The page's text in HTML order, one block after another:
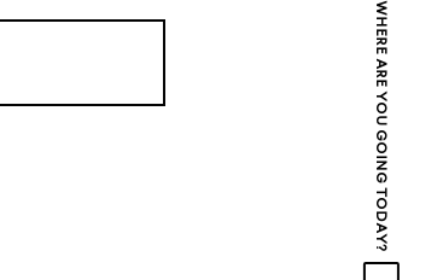
WHERE ARE YOU GOING TODAY?